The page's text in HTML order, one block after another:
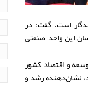
است، گفت: در
این واحد صنعتی
و اقتصاد کشور
نشان‌دهنده رشد و